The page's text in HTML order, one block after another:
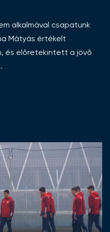
alkalmával csapatunk
Mátyás értékelt
és előretekintett a jövő